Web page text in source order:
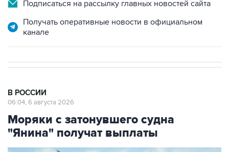
Подписаться на рассылку главных новостей сайта
Получать оперативные новости в официальном
канале
В РОССИИ
06:04, 6 августа 2026
Моряки с затонувшего судна
"Янина" получат выплаты